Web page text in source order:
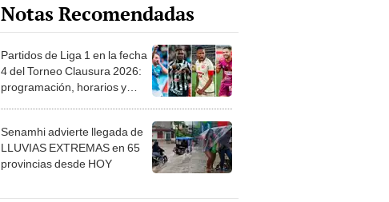
Notas Recomendadas
Partidos de Liga 1 en la fecha
4 del Torneo Clausura 2026:
programación, horarios y
Senamhi advierte llegada de
LLUVIAS EXTREMAS en 65
provincias desde HOY